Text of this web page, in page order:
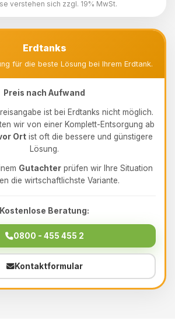
verstehen sich zzgl. 19% MwSt.
Erdtanks
für die beste Lösung bei Ihrem Erdtank.
Preis nach Aufwand
ist bei Erdtanks nicht möglich.
wir von einer Komplett-Entsorgung ab
Ort ist oft die bessere und günstigere
Lösung.
Gutachter prüfen wir Ihre Situation
die wirtschaftlichste Variante.
Kostenlose Beratung:
0800 - 455 455 2
Kontaktformular